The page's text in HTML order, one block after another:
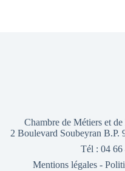
Chambre de Métiers et
2 Boulevard Soubeyran
Tél : 04 66
Mentions légales-